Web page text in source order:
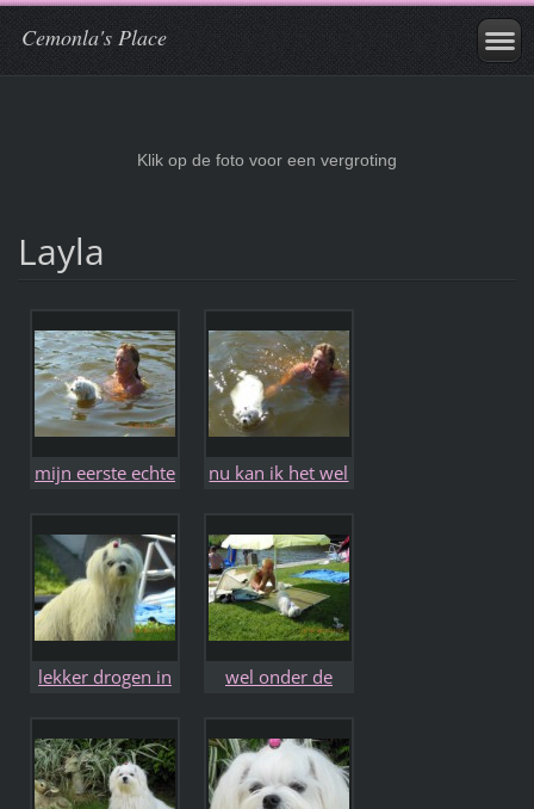
Cemonla's Place
Klik op de foto voor een vergroting
Layla
mijn eerste echte
nu kan ik het wel
lekker drogen in
wel onder de